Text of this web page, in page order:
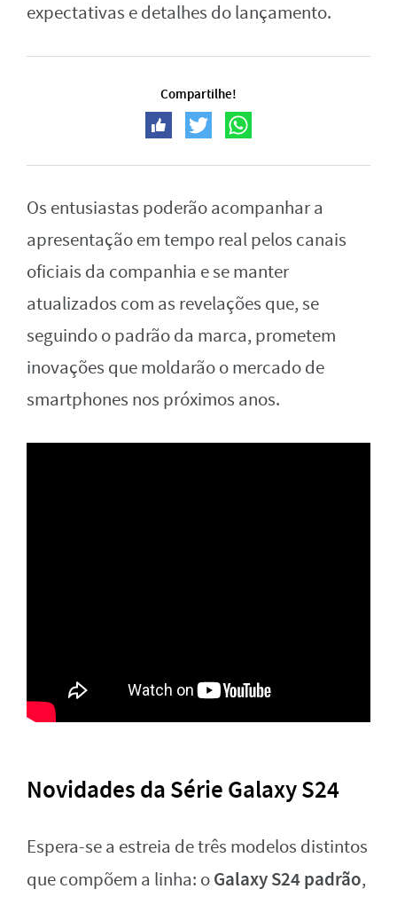
expectativas e detalhes do lançamento.
Compartilhe!
Os entusiastas poderão acompanhar a
apresentação em tempo real pelos canais
oficiais da companhia e se manter
atualizados com as revelações que, se
seguindo o padrão da marca, prometem
inovações que moldarão o mercado de
smartphones nos próximos anos.
Novidades da Série Galaxy S24
Espera-se a estreia de três modelos distintos
que compõem a linha: oGalaxy S24 padrão,